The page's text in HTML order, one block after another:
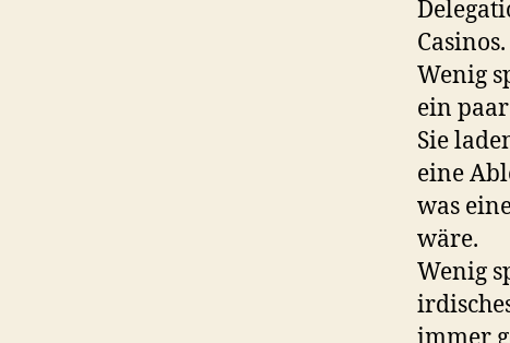
Casinos.
Wenig
ein
Sie
eine
was
wäre.
Wenig